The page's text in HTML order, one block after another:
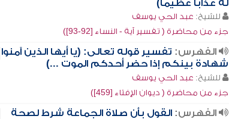
له عذاباً عظيماً)
للشيخ: عبد الحي يوسف
جزء من محاضرة ( تفسير آية - النساء [92-93])
الفهرس: تفسير قوله تعالى: (يا أيها الذين آمنوا
شهادة بينكم إذا حضر أحدكم الموت ...)
للشيخ: عبد الحي يوسف
جزء من محاضرة ( ديوان الإفتاء [459])
الفهرس: القول بأن صلاة الجماعة شرط لصحة